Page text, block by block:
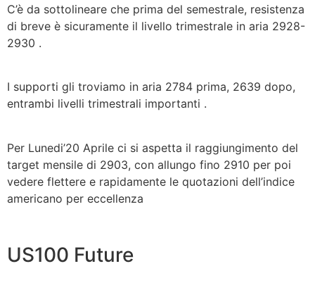
C’è da sottolineare che prima del semestrale, resistenza
di breve è sicuramente il livello trimestrale in aria 2928-
2930 .
I supporti gli troviamo in aria 2784 prima, 2639 dopo,
entrambi livelli trimestrali importanti .
Per Lunedi’20 Aprile ci si aspetta il raggiungimento del
target mensile di 2903, con allungo fino 2910 per poi
vedere flettere e rapidamente le quotazioni dell’indice
americano per eccellenza
US100 Future